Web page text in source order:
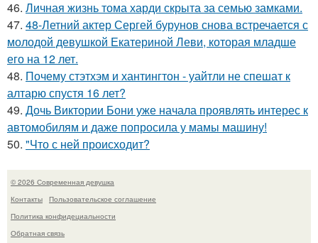
46. Личная жизнь тома харди скрыта за семью замками.
47. 48-Летний актер Сергей бурунов снова встречается с
молодой девушкой Екатериной Леви, которая младше
его на 12 лет.
48. Почему стэтхэм и хантингтон - уайтли не спешат к
алтарю спустя 16 лет?
49. Дочь Виктории Бони уже начала проявлять интерес к
автомобилям и даже попросила у мамы машину!
50. "Что с ней происходит?
© 2026 Современная девушка
Контакты
Пользовательское соглашение
Политика конфидециальности
Обратная связь